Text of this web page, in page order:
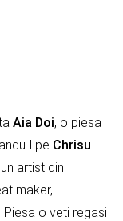
Aia Doi, o piesa
l pe Chrisu
artist din
maker,
o veti regasi